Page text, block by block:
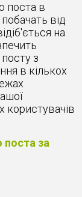
поста в
від
на
з
в кількох
користувачів
поста за